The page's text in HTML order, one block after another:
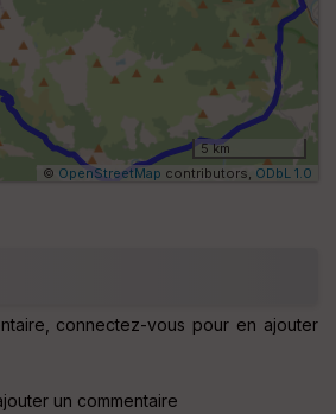
n
e
s
ki
lo
m
q
v
5 km
© OpenStreetMap contributors, ODbL 1.0
connectez-vous pour en ajouter
un commentaire